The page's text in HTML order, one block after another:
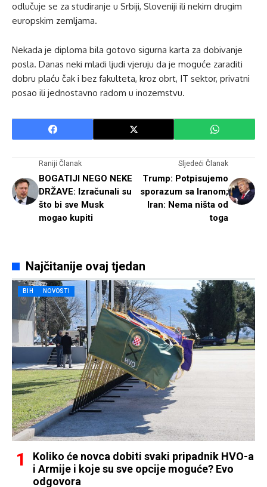
odlučuje se za studiranje u Srbiji, Sloveniji ili nekim drugim
europskim zemljama.
Nekada je diploma bila gotovo sigurna karta za dobivanje
posla. Danas neki mladi ljudi vjeruju da je moguće zaraditi
dobru plaću čak i bez fakulteta, kroz obrt, IT sektor, privatni
posao ili jednostavno radom u inozemstvu.
Raniji Članak
BOGATIJI NEGO NEKE
DRŽAVE: Izračunali su
što bi sve Musk
mogao kupiti
Sljedeći Članak
Trump: Potpisujemo
sporazum sa Iranom;
Iran: Nema ništa od
toga
Najčitanije ovaj tjedan
BIH NOVOSTI
Koliko će novca dobiti svaki pripadnik HVO-a
i Armije i koje su sve opcije moguće? Evo
odgovora